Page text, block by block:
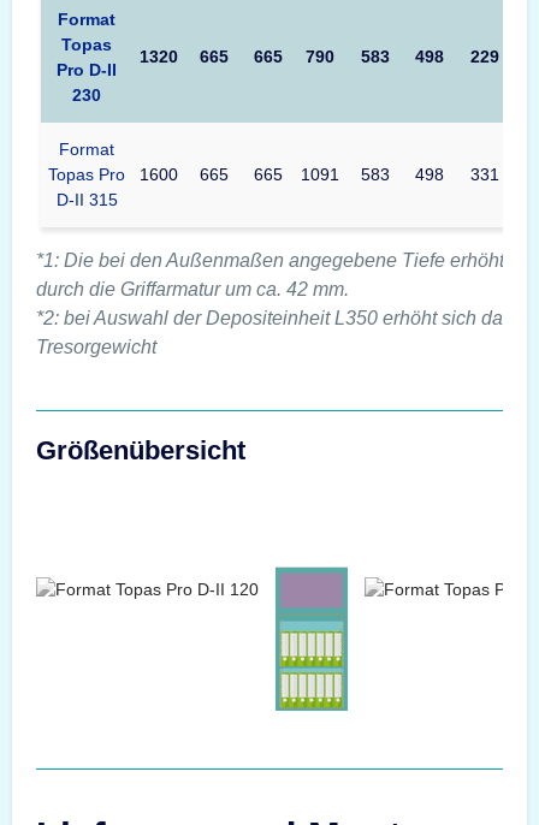
Format
Topas
Pro D-II
230
1320 665 665 790 583 498 229
Format
Topas Pro
D-II 315
1600 665 665 1091 583 498 331
*1: Die bei den Außenmaßen angegebene Tiefe erhöht
durch die Griffarmatur um ca. 42 mm.
*2: bei Auswahl der Depositeinheit L350 erhöht sich das
Tresorgewicht
Größenübersicht